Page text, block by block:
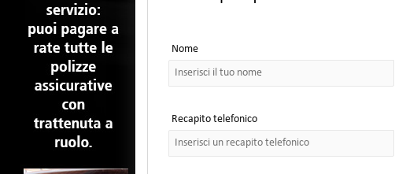
Nome
Recapito telefonico